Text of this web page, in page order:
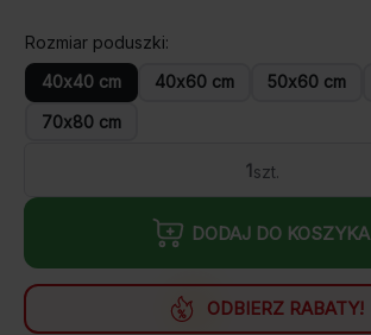
Rozmiar poduszki
40x40 cm
40x60 cm 50x60 cm
70x80 cm
ilość
AMZ
BLUE
pikowana
DODAJ DO KOSZYKA
ODBIERZ RABATY!